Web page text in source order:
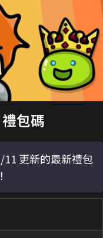
包碼
更新的最新禮包